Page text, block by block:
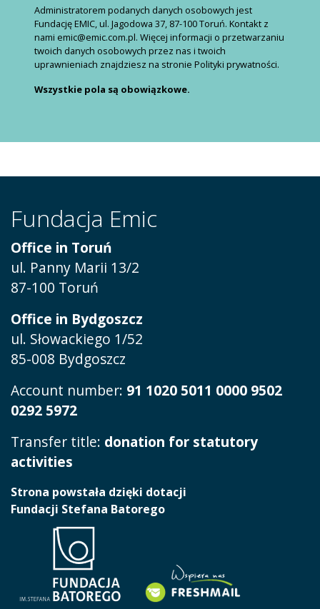
Administratorem podanych danych osobowych jest
Fundację EMIC, ul. Jagodowa 37, 87-100 Toruń. Kontakt z
nami emic@emic.com.pl. Więcej informacji o przetwarzaniu
twoich danych osobowych przez nas i twoich
uprawnieniach znajdziesz na stronie Polityki prywatności.
Wszystkie pola są obowiązkowe.
Fundacja Emic
Office in Toruń
ul. Panny Marii 13/2
87-100 Toruń
Office in Bydgoszcz
ul. Słowackiego 1/52
85-008 Bydgoszcz
Account number: 91 1020 5011 0000 9502
0292 5972
Transfer title: donation for statutory
activities
Strona powstała dzięki dotacji
Fundacji Stefana Batorego